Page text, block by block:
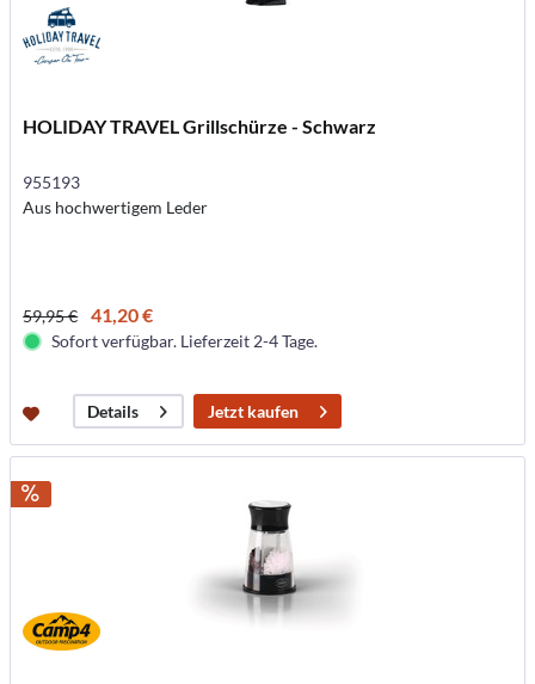
HOLIDAY TRAVEL Grillschürze - Schwarz
955193
Aus hochwertigem Leder
59,95 € 41,20 €
Sofort verfügbar. Lieferzeit 2-4 Tage.
Details Jetzt kaufen